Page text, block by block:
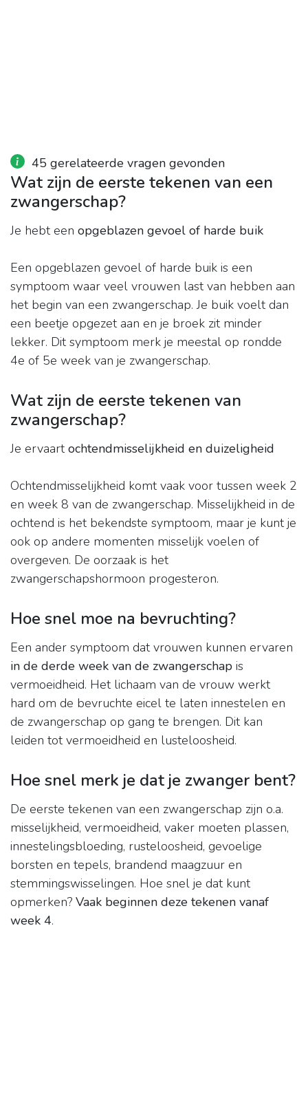
45 gerelateerde vragen gevonden
Wat zijn de eerste tekenen van een
zwangerschap?
Je hebt een opgeblazen gevoel of harde buik
Een opgeblazen gevoel of harde buik is een
symptoom waar veel vrouwen last van hebben aan
het begin van een zwangerschap. Je buik voelt dan
een beetje opgezet aan en je broek zit minder
lekker. Dit symptoom merk je meestal op rondde
4e of 5e week van je zwangerschap.
Wat zijn de eerste tekenen van
zwangerschap?
Je ervaartochtendmisselijkheid en duizeligheid
Ochtendmisselijkheid komt vaak voor tussen week 2
en week 8 van de zwangerschap. Misselijkheid in de
ochtend is het bekendste symptoom, maar je kunt je
ook op andere momenten misselijk voelen of
overgeven. De oorzaak is het
zwangerschapshormoon progesteron.
Hoe snel moe na bevruchting?
Een ander symptoom dat vrouwen kunnen ervaren
in de derde week van de zwangerschap is
vermoeidheid. Het lichaam van de vrouw werkt
hard om de bevruchte eicel te laten innestelen en
de zwangerschap op gang te brengen. Dit kan
leiden tot vermoeidheid en lusteloosheid.
Hoe snel merk je dat je zwanger bent?
De eerste tekenen van een zwangerschap zijn o.a.
misselijkheid, vermoeidheid, vaker moeten plassen,
innestelingsbloeding, rusteloosheid, gevoelige
borsten en tepels, brandend maagzuur en
stemmingswisselingen. Hoe snel je dat kunt
opmerken? Vaak beginnen deze tekenen vanaf
week 4.